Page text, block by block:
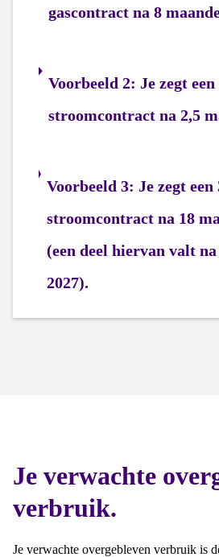
gascontract na 8
Voorbeeld 2: Je zegt
stroomcontract na 2,5
Voorbeeld 3: Je zegt
stroomcontract na 18
(een deel hiervan valt
2027).
Je verwachte
verbruik.
Je verwachte overgebleven verbruik is